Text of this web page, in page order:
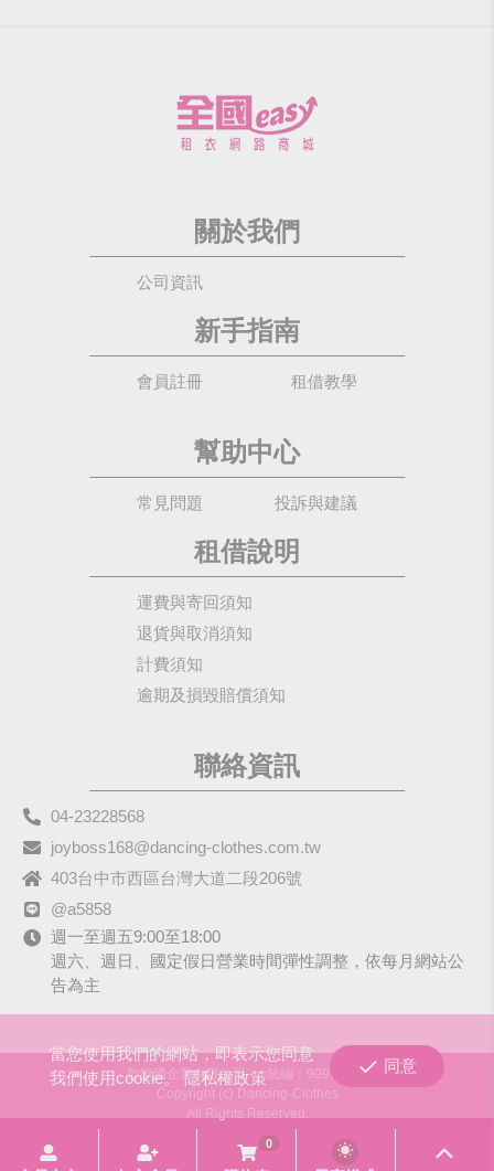
關於我們
公司資訊
新手指南
會員註冊 租借教學
幫助中心
常見問題 投訴與建議
租借說明
運費與寄回須知
退貨與取消須知
計費須知
逾期及損毀賠償須知
聯絡資訊
04-23228568
joyboss168@dancing-clothes.com.tw
403台中市西區台灣大道二段206號
@a5858
週一至週五9:00至18:00
週六、週日、國定假日營業時間彈性調整，依每月網站公
告為主
歡樂國企業有限公司
統編：90979680
Copyright (c) Dancing-Clothes
All Rights Reserved.
當您使用我們的網站，即表示您同意
我們使用cookie。隱私權政策
同意
0